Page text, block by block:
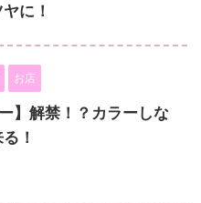
に！
お店
】解禁！？カラーしな
！